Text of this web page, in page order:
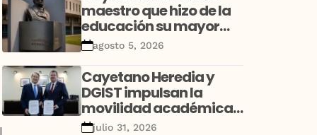
maestro que hizo de la
educación su mayor
legado
agosto 5, 2026
Cayetano Heredia y
DGIST impulsan la
movilidad académica
y la investigación con
julio 31, 2026